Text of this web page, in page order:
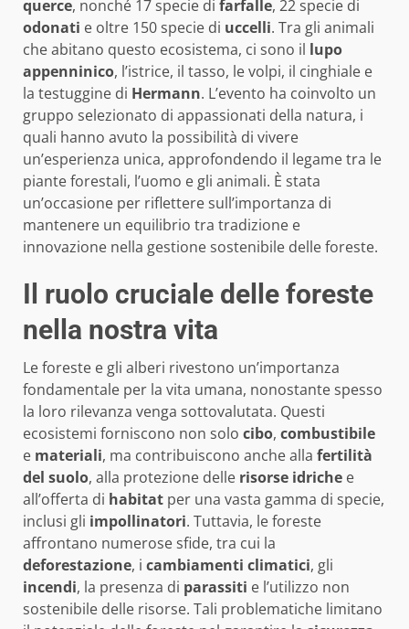
querce, nonché 17 specie di farfalle, 22 specie di
odonati e oltre 150 specie di uccelli. Tra gli animali
che abitano questo ecosistema, ci sono il lupo
appenninico, l’istrice, il tasso, le volpi, il cinghiale e
la testuggine di Hermann. L’evento ha coinvolto un
gruppo selezionato di appassionati della natura, i
quali hanno avuto la possibilità di vivere
un’esperienza unica, approfondendo il legame tra le
piante forestali, l’uomo e gli animali. È stata
un’occasione per riflettere sull’importanza di
mantenere un equilibrio tra tradizione e
innovazione nella gestione sostenibile delle foreste.
Il ruolo cruciale delle foreste
nella nostra vita
Le foreste e gli alberi rivestono un’importanza
fondamentale per la vita umana, nonostante spesso
la loro rilevanza venga sottovalutata. Questi
ecosistemi forniscono non solo cibo, combustibile
e materiali, ma contribuiscono anche alla fertilità
del suolo, alla protezione delle risorse idriche e
all’offerta di habitat per una vasta gamma di specie,
inclusi gli impollinatori. Tuttavia, le foreste
affrontano numerose sfide, tra cui la
deforestazione, i cambiamenti climatici, gli
incendi, la presenza di parassiti e l’utilizzo non
sostenibile delle risorse. Tali problematiche limitano